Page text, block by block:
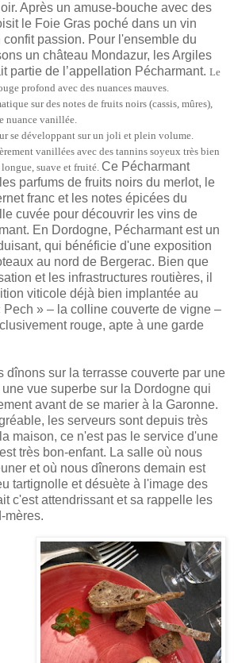
Après un amuse-bouche avec des
le Foie Gras poché dans un vin
passion. Pour l'ensemble du
un château Mondazur, les Argiles
partie de l’appellation Pécharmant. Le
profond avec des nuances mauves.
sur des notes de fruits noirs (cassis, mûres),
nuance vanillée.
se développant sur un joli et plein volume.
vanillées avec des tannins soyeux très bien
suave et fruité. Ce Pécharmant
parfums de fruits noirs du merlot, le
franc et les notes épicées du
cuvée pour découvrir les vins de
En Dordogne, Pécharmant est un
qui bénéficie d'une exposition
au nord de Bergerac. Bien que
et les infrastructures routières, il
viticole déjà bien implantée au
Pech » – la colline couverte de vigne –
rouge, apte à une garde
dînons sur la terrasse couverte par une
vue superbe sur la Dordogne qui
avant de se marier à la Garonne.
les serveurs sont depuis très
maison, ce n'est pas le service d'une
très bon-enfant. La salle où nous
et où nous dînerons demain est
tartignolle et désuète à l'image des
c'est attendrissant et sa rappelle les
mères.